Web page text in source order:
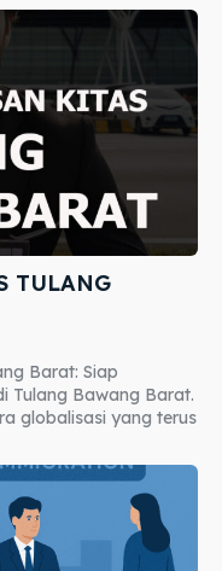
TULANG
Barat: Siap
Tulang Bawang Barat.
globalisasi yang terus